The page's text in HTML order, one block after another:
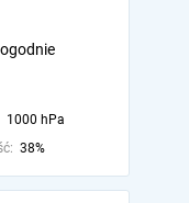
1000 hPa
38%